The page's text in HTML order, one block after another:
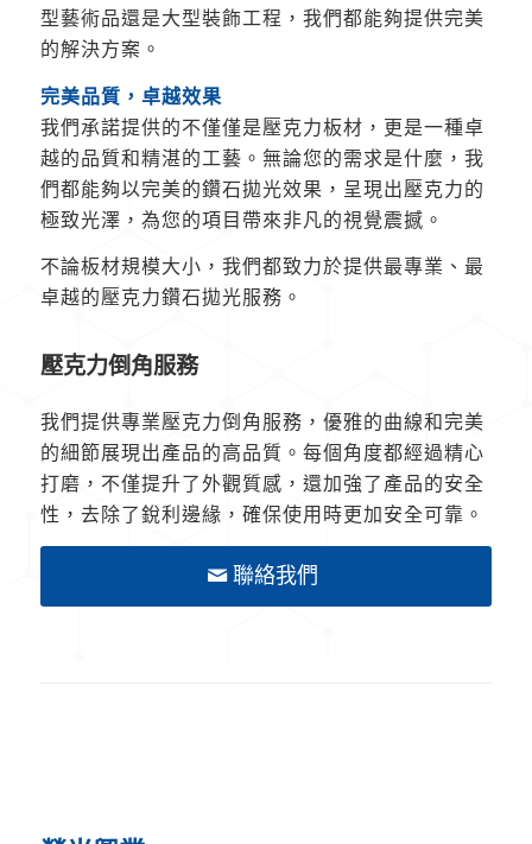
型藝術品還是大型裝飾工程，我們都能夠提供完美
的解決方案。
完美品質，卓越效果
我們承諾提供的不僅僅是壓克力板材，更是一種卓
越的品質和精湛的工藝。無論您的需求是什麼，我
們都能夠以完美的鑽石拋光效果，呈現出壓克力的
極致光澤，為您的項目帶來非凡的視覺震撼。
不論板材規模大小，我們都致力於提供最專業、最
卓越的壓克力鑽石拋光服務。
壓克力倒角服務
我們提供專業壓克力倒角服務，優雅的曲線和完美
的細節展現出產品的高品質。每個角度都經過精心
打磨，不僅提升了外觀質感，還加強了產品的安全
性，去除了銳利邊緣，確保使用時更加安全可靠。
聯絡我們